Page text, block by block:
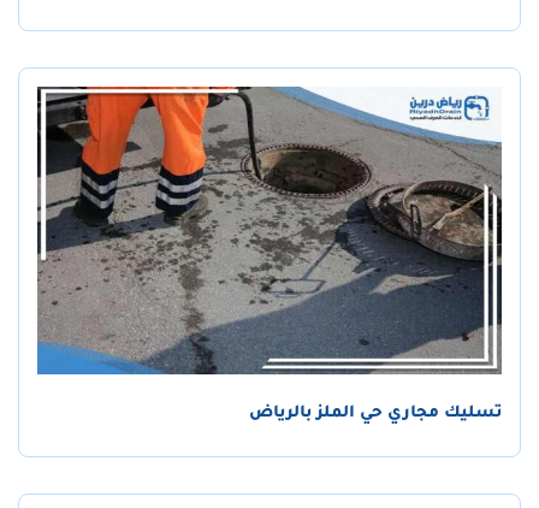
تسليك مجاري حي الملز بالرياض